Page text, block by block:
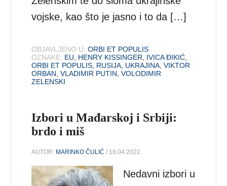
vojske, kao što je jasno i to da […]
OBJAVLJENO U: ORBI ET POPULIS
OZNAKE: EU HENRY KISSINGER IVICA ĐIKIĆ
ORBI ET POPULIS RUSIJA UKRAJINA ,VIKTOR
ORBAN ,VLADIMIR PUTIN ,VOLODIMIR
ZELENSKI
Izbori u Mađarskoj i Srbiji:
brdo i miš
AUTOR: MARINKO ČULIĆ / 18.04.2022.
Nedavni izbori u